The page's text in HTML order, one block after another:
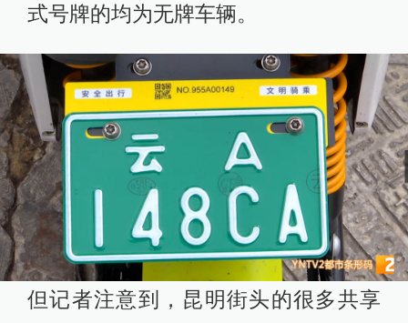
式号牌的均为无牌车辆。
但记者注意到，昆明街头的很多共享